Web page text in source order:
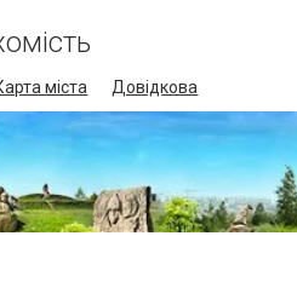
міста Довідкова